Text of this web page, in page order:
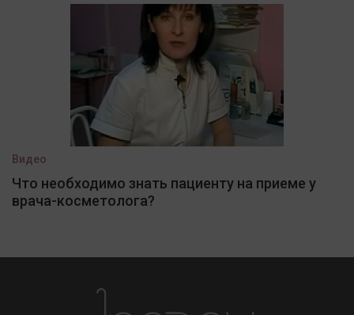
Видео
Что необходимо знать пациенту на приеме у
врача-косметолога?